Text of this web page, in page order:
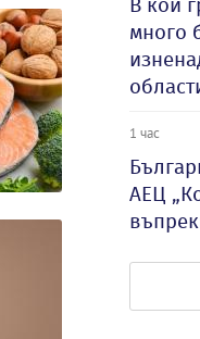
много
1 час
АЕЦ